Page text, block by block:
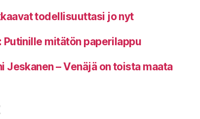
todellisuuttasi jo nyt
mitätön paperilappu
Jeskanen – Venäjä on toista maata